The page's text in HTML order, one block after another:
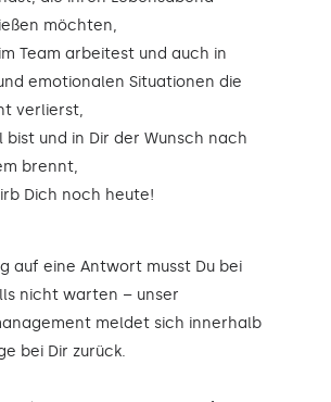
möchten,
Team arbeitest und auch in
emotionalen Situationen die
verlierst,
bist und in Dir der Wunsch nach
brennt,
Dich noch heute!
auf eine Antwort musst Du bei
nicht warten – unser
meldet sich innerhalb
bei Dir zurück.